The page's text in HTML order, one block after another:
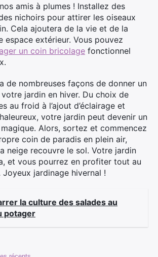
amis à plumes ! Installez des
nichoirs pour attirer les oiseaux
Cela ajoutera de la vie et de la
espace extérieur. Vous pouvez
un coin bricolage fonctionnel
de nombreuses façons de donner un
jardin en hiver. Du choix de
au froid à l’ajout d’éclairage et
votre jardin peut devenir un
Alors, sortez et commencez
coin de paradis en plein air,
neige recouvre le sol. Votre jardin
et vous pourrez en profiter tout au
Joyeux jardinage hivernal !
la culture des salades au
potager